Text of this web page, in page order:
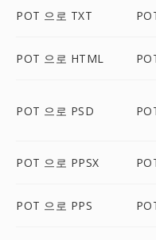
POT 으로 TXT
POT 으로 HTML
POT 으로 PSD
POT 으로 PPSX
POT 으로 PPS